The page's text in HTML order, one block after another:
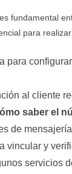
, es fundamental
para
para
al cliente
saber el
de
vincular y
servicios